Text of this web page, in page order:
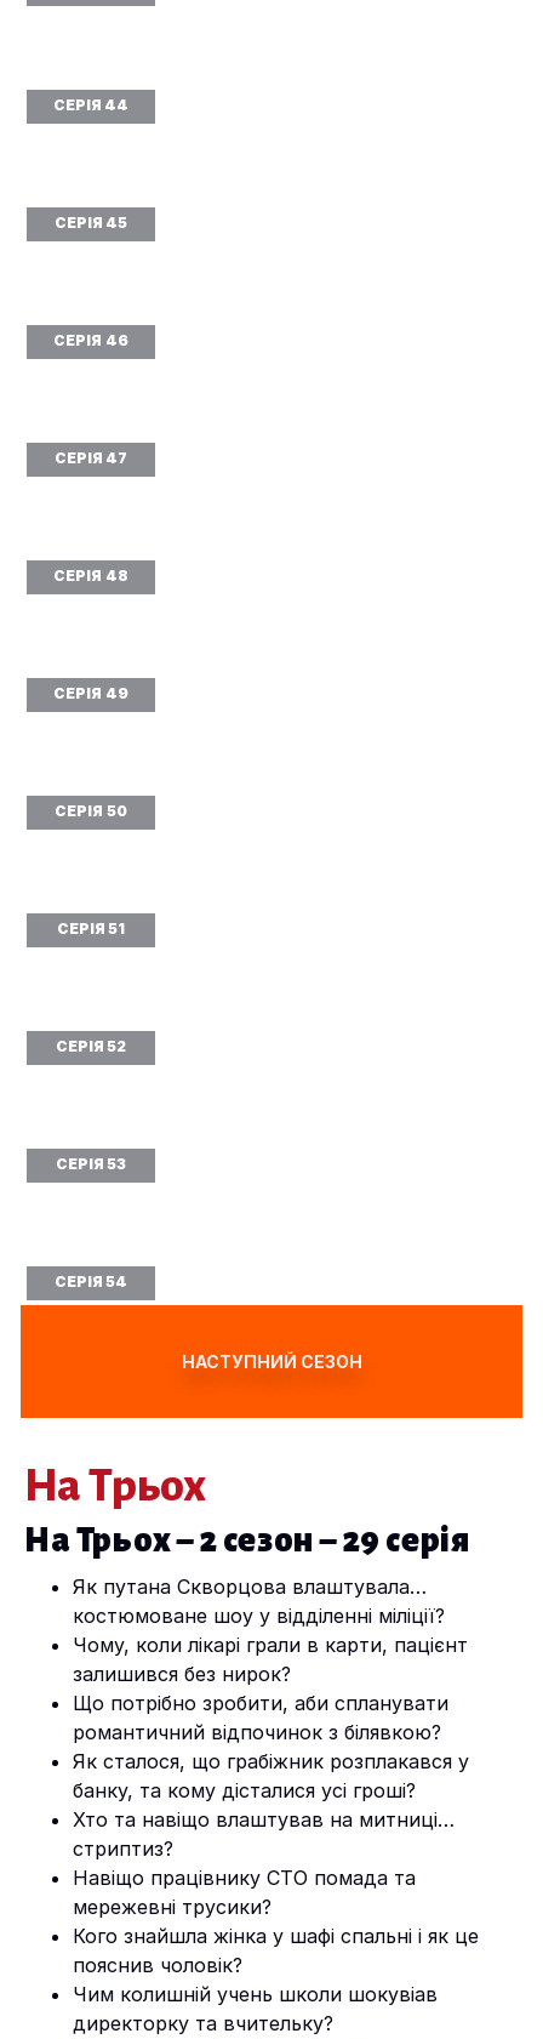
СЕРІЯ 44
СЕРІЯ 45
СЕРІЯ 46
СЕРІЯ 47
СЕРІЯ 48
СЕРІЯ 49
СЕРІЯ 50
СЕРІЯ 51
СЕРІЯ 52
СЕРІЯ 53
СЕРІЯ 54
НАСТУПНИЙ СЕЗОН
На Трьох
На Трьох – 2 сезон – 29 серія
Як путана Скворцова влаштувала…
костюмоване шоу у відділенні міліції?
Чому, коли лікарі грали в карти, пацієнт
залишився без нирок?
Що потрібно зробити, аби спланувати
романтичний відпочинок з білявкою?
Як сталося, що грабіжник розплакався у
банку, та кому дісталися усі гроші?
Хто та навіщо влаштував на митниці…
стриптиз?
Навіщо працівнику СТО помада та
мережевні трусики?
Кого знайшла жінка у шафі спальні і як це
пояснив чоловік?
Чим колишній учень школи шокувіав
директорку та вчительку?